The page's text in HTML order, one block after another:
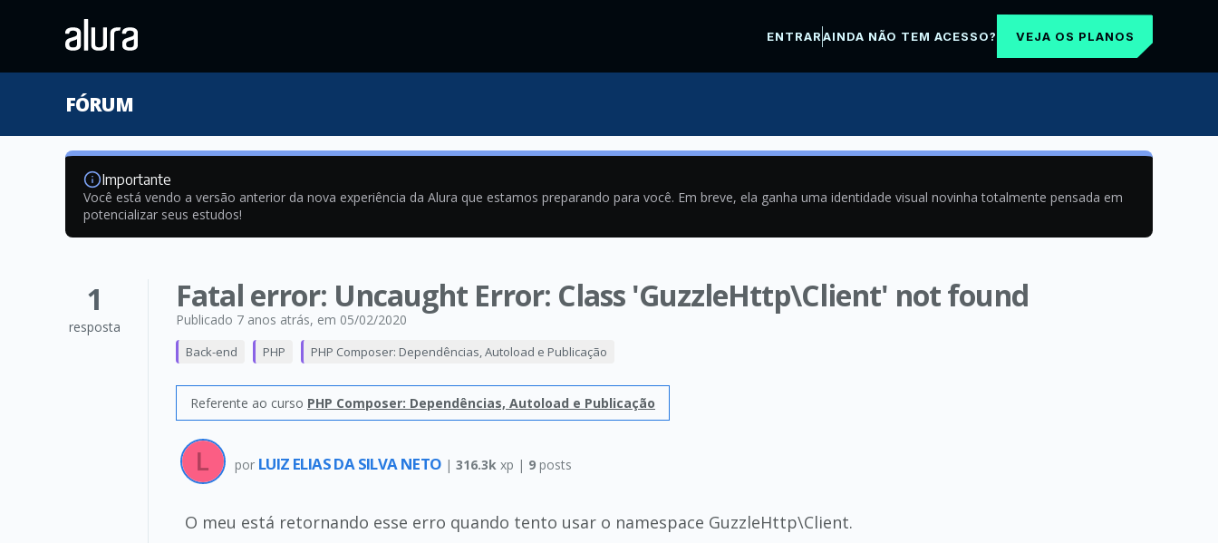
ENTRARAINDA NÃO TEM ACESSO? VEJA OS PLANOS
FÓRUM
Importante
Você está vendo a versão anterior da nova experiência da Alura que estamos preparando para você. Em breve, ela ganha uma identidade visual novinha totalmente pensada em
potencializar seus estudos!
1
resposta
Fatal error: Uncaught Error: Class 'GuzzleHttp\Client' not found
Publicado 7 anos atrás, em 05/02/2020
Back-end PHP PHP Composer: Dependências, Autoload e Publicação
Referente ao curso PHP Composer: Dependências, Autoload e Publicação
por LUIZ ELIAS DA SILVA NETO | 316.3k xp | 9 posts
O meu está retornando esse erro quando tento usar o namespace GuzzleHttp\Client.